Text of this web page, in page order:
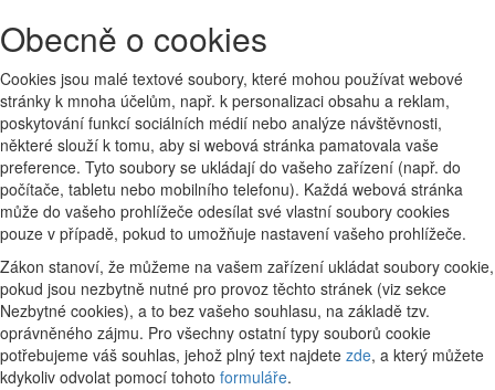
Obecně o cookies
Cookies jsou malé textové soubory, které mohou používat webové
stránky k mnoha účelům, např. k personalizaci obsahu a reklam,
poskytování funkcí sociálních médií nebo analýze návštěvnosti,
některé slouží k tomu, aby si webová stránka pamatovala vaše
preference. Tyto soubory se ukládají do vašeho zařízení (např. do
počítače, tabletu nebo mobilního telefonu). Každá webová stránka
může do vašeho prohlížeče odesílat své vlastní soubory cookies
pouze v případě, pokud to umožňuje nastavení vašeho prohlížeče.
Zákon stanoví, že můžeme na vašem zařízení ukládat soubory cookie,
pokud jsou nezbytně nutné pro provoz těchto stránek (viz sekce
Nezbytné cookies), a to bez vašeho souhlasu, na základě tzv.
oprávněného zájmu. Pro všechny ostatní typy souborů cookie
potřebujeme váš souhlas, jehož plný text najdete zde, a který můžete
kdykoliv odvolat pomocí tohoto formuláře.